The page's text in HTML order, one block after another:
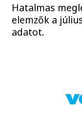
Hatalmas
elemzők a
adatot.